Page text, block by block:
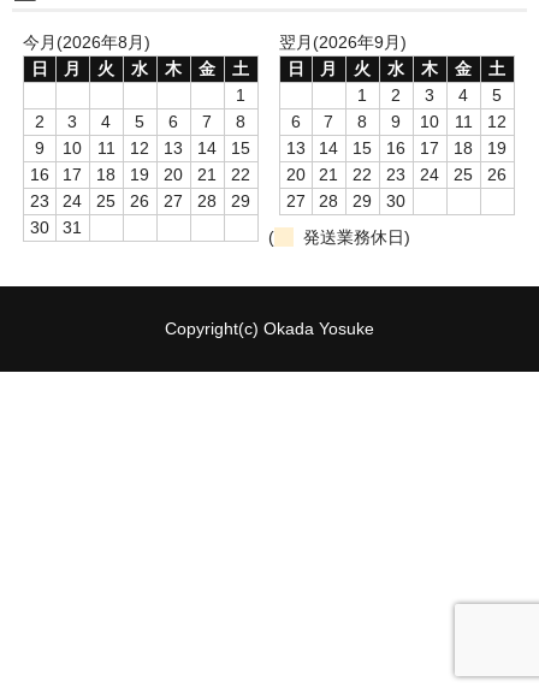
今月(2026年8月)
日
月 火 水 木 金
土
1
2
3 4 5 6 7
8
9
10 11 12 13 14
15
16
17 18 19 20 21
22
23
24 25 26 27 28
29
30
31
翌月(2026年9月)
日
月 火 水 木 金
土
1
2 3 4
5
6
7 8 9 10 11
12
13
14 15 16 17 18
19
20
21 22 23 24 25
26
27
28 29
30
(
発送業務休日)
Copyright(c) Okada Yosuke